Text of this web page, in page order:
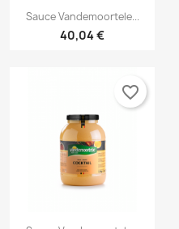
Snabbvy
Sauce Vandemoortele...
40,04 €
favorite_border